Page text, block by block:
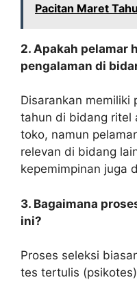
Pacitan Maret
2. Apakah pelamar
pengalaman di
Disarankan memiliki
tahun di bidang ritel
toko, namun
relevan di bidang
kepemimpinan juga
3. Bagaimana
ini?
Proses seleksi
tes tertulis